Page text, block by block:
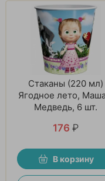
Стаканы (220 мл)
Ягодное лето,
Медведь, 6 шт.
176 ₽
В корзину